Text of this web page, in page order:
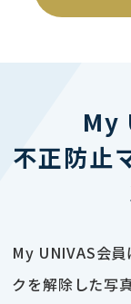
My
不正防止
My UNIVAS会
クを解除した写